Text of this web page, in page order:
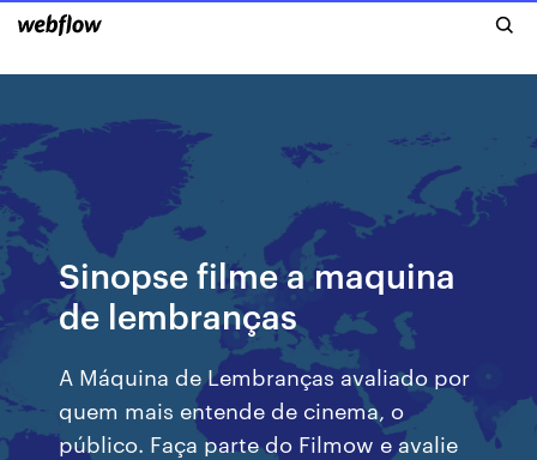
Sinopse filme a maquina
de lembranças
A Máquina de Lembranças avaliado por
quem mais entende de cinema, o
público. Faça parte do Filmow e avalie